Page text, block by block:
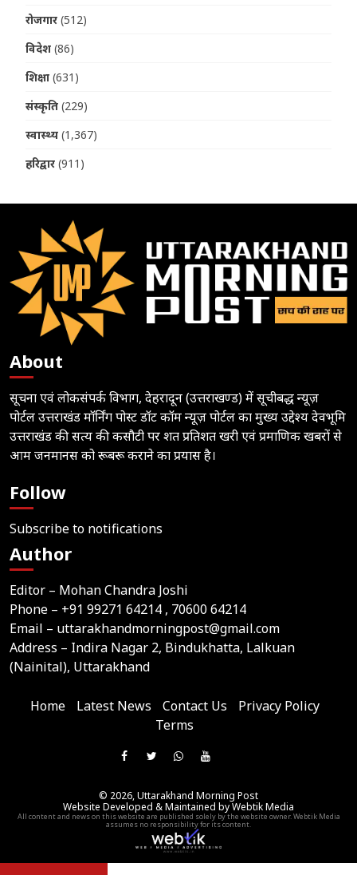
रोजगार (512)
विदेश (86)
शिक्षा (631)
संस्कृति (229)
स्वास्थ्य (1,367)
हरिद्वार (911)
About
सूचना एवं लोकसंपर्क विभाग, देहरादून (उत्तराखण्ड) में सूचीबद्ध न्यूज़
पोर्टल उत्तराखंड मॉर्निंग पोस्ट डॉट कॉम न्यूज़ पोर्टल का मुख्य उद्देश्य देवभूमि
उत्तराखंड की सत्य की कसौटी पर शत प्रतिशत खरी एवं प्रमाणिक खबरों से
आम जनमानस को रूबरू कराने का प्रयास है।
Follow
Subscribe to notifications
Author
Editor – Mohan Chandra Joshi
Phone – +91 99271 64214 , 70600 64214
Email – uttarakhandmorningpost@gmail.com
Address – Indira Nagar 2, Bindukhatta, Lalkuan
(Nainital), Uttarakhand
Home Latest News Contact Us
Privacy Policy
Terms
Like
On
Facebook
Follow
On
Twitter
Join
WhatsApp
Group
Subscribe
YouTube
Channel
on
Telegram
© 2026,Uttarakhand Morning Post
Website Developed & Maintained by Webtik Media
All content and news on this website are published solely by the website owner. Webtik Media
assumes no responsibility for its content.